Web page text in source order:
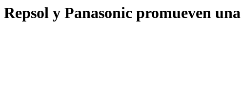
Repsol y Panasonic promueven